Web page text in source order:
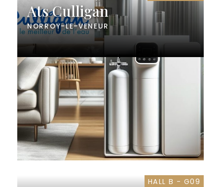
Ats Culligan
NORROY-LE-VENEUR
HALL B - G09